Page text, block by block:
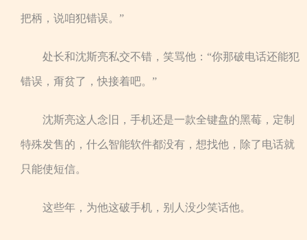
把柄，说咱犯错误。”
处长和沈斯亮私交不错，笑骂他：“你那破电话还能犯
错误，甭贫了，快接着吧。”
沈斯亮这人念旧，手机还是一款全键盘的黑莓，定制
特殊发售的，什么智能软件都没有，想找他，除了电话就
只能使短信。
这些年，为他这破手机，别人没少笑话他。